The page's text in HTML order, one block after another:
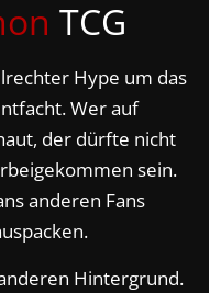
TCG
Hype um das
Wer auf
der dürfte nicht
sein.
anderen Fans
Hintergrund.